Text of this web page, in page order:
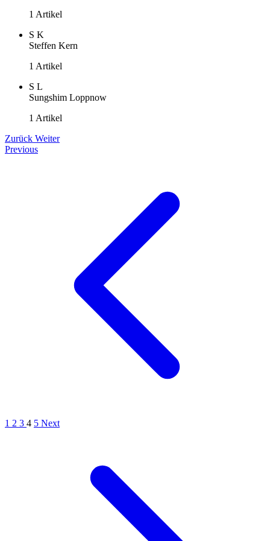
1 Artikel
S K
Steffen Kern
1 Artikel
S L
Sungshim Loppnow
1 Artikel
Zurück Weiter
Previous
1 2 3 4 5 Next